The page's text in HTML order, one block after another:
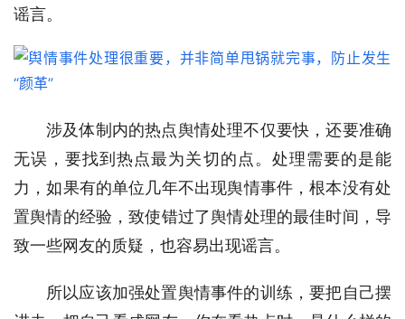
谣言。
涉及体制内的热点舆情处理不仅要快，还要准确
无误，要找到热点最为关切的点。处理需要的是能
力，如果有的单位几年不出现舆情事件，根本没有处
置舆情的经验，致使错过了舆情处理的最佳时间，导
致一些网友的质疑，也容易出现谣言。
所以应该加强处置舆情事件的训练，要把自己摆